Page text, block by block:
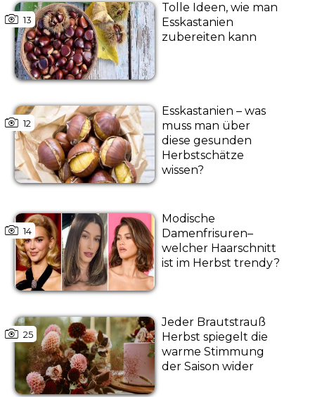
13
Tolle Ideen, wie man
Esskastanien
zubereiten kann
12
Esskastanien – was
muss man über
diese gesunden
Herbstschätze
wissen?
14
Modische
Damenfrisuren–
welcher Haarschnitt
ist im Herbst trendy?
25
Jeder Brautstrauß
Herbst spiegelt die
warme Stimmung
der Saison wider